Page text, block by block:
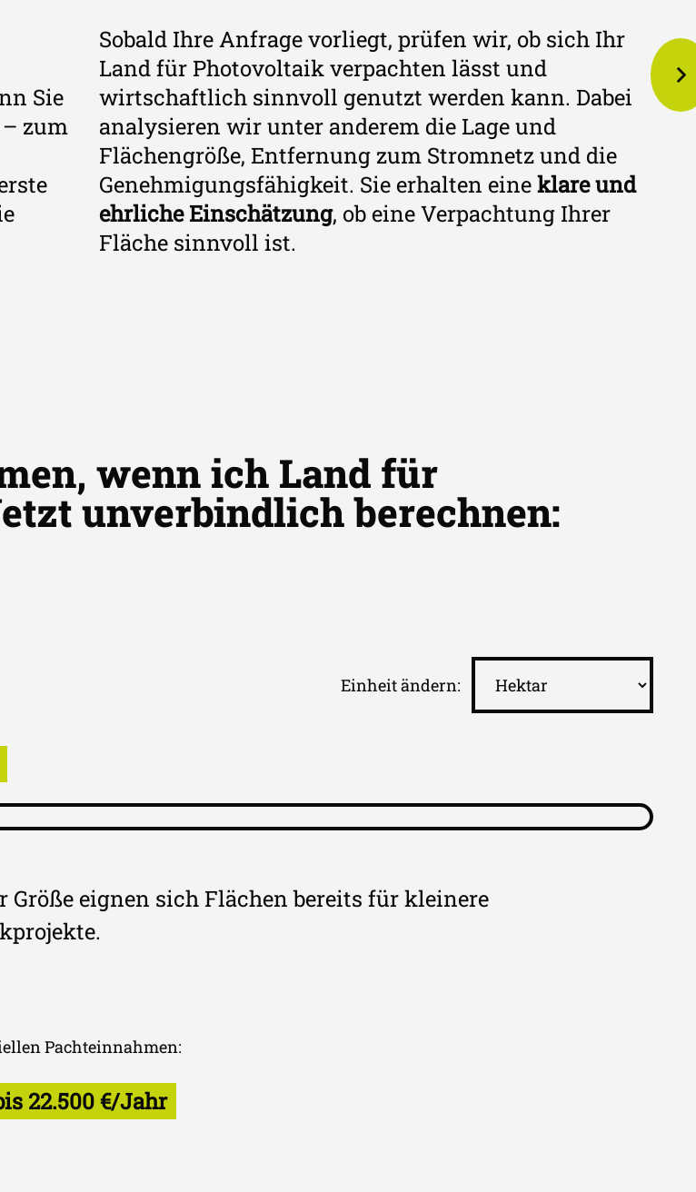
Sie
zum
Sobald Ihre Anfrage vorliegt, prüfen wir, ob sich Ihr
Land für Photovoltaik verpachten lässt und
wirtschaftlich sinnvoll genutzt werden kann. Dabei
analysieren wir unter anderem die Lage und
Flächengröße, Entfernung zum Stromnetz und die
Genehmigungsfähigkeit. Sie erhalten eineklare und
ehrliche Einschätzung, ob eine Verpachtung Ihrer
Fläche sinnvoll ist.
wenn ich Land für
unverbindlich berechnen:
Einheit ändern:
Größe eignen sich Flächen bereits für kleinere
Pachteinnahmen:
22.500 €/Jahr